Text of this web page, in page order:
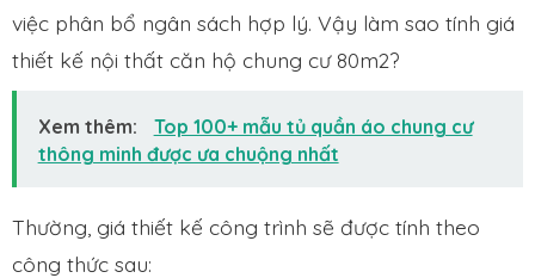
việc phân bổ ngân sách hợp lý. Vậy làm sao tính giá
thiết kế nội thất căn hộ chung cư 80m2?
Xem thêm:
Top 100+ mẫu tủ quần áo chung cư
thông minh được ưa chuộng nhất
Thường, giá thiết kế công trình sẽ được tính theo
công thức sau: